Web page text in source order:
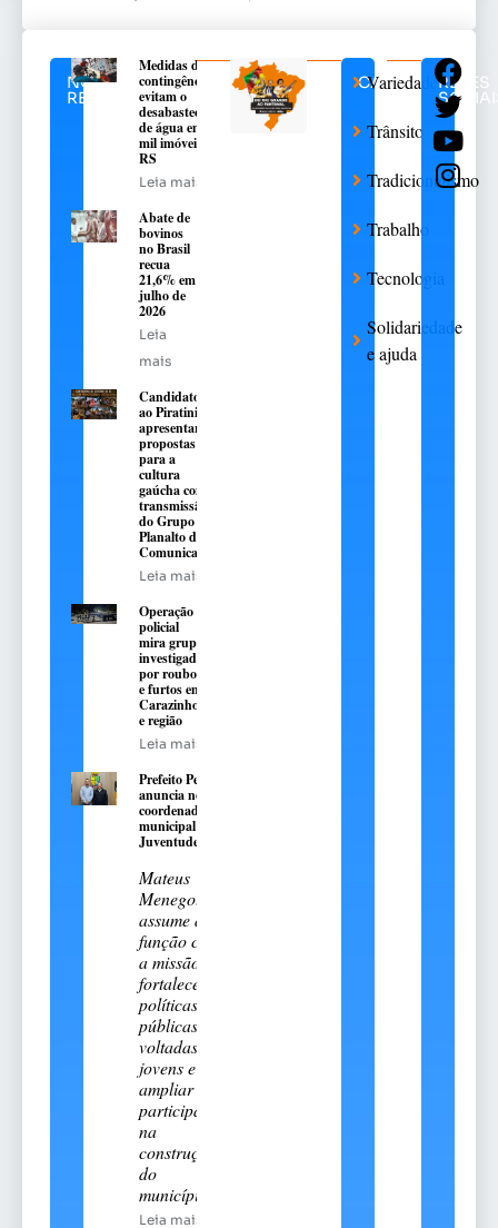
NOTÍCIAS
RELACIONADAS
Medidas de
contingência
evitam o
desabastecimento
de água em 376
mil imóveis no
RS
Leia mais
Abate de
bovinos
no Brasil
recua
21,6% em
julho de
2026
Leia
mais
Candidatos
ao Piratini
apresentarão
propostas
para a
cultura
gaúcha com
transmissão
do Grupo
Planalto de
Comunicação
Leia mais
Operação
policial
mira grupo
investigado
por roubos
e furtos em
Carazinho
e região
Leia mais
Prefeito Pedro
anuncia novo
coordenador
municipal da
Juventude
Mateus
Menegotto
assume a
função com
a missão de
fortalecer
políticas
públicas
voltadas aos
jovens e
ampliar sua
participação
na
construção
do
município
Leia mais
CATEGORIAS
Variedades
Trânsito
Tradicionalismo
Trabalho
Tecnologia
Solidariedade
e ajuda
REDES